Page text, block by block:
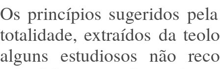
Os princípios sugeridos
totalidade, extraídos da
alguns estudiosos não